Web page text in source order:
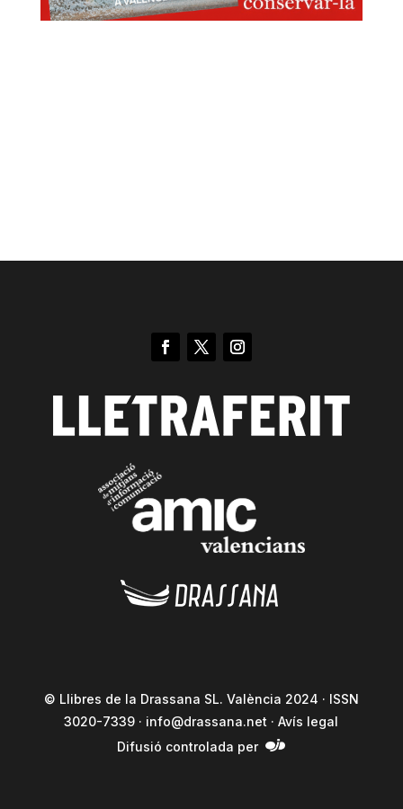
© Llibres de la Drassana SL. València 2024 · ISSN
3020-7339 · info@drassana.net ·Avís legal
Difusió controlada per